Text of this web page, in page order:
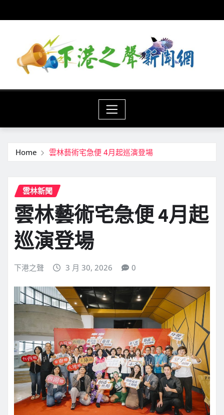
to
Home 雲林藝術宅急便 4月起巡演登場
雲林新聞
雲林藝術宅急便 4月起
巡演登場
下港之聲 3 月 30, 2026 0